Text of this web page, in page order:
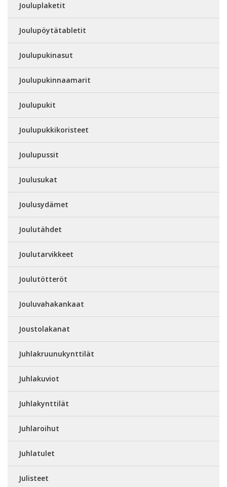
Jouluplaketit
Joulupöytätabletit
Joulupukinasut
Joulupukinnaamarit
Joulupukit
Joulupukkikoristeet
Joulupussit
Joulusukat
Joulusydämet
Joulutähdet
Joulutarvikkeet
Joulutötteröt
Jouluvahakankaat
Joustolakanat
Juhlakruunukynttilät
Juhlakuviot
Juhlakynttilät
Juhlaroihut
Juhlatulet
Julisteet